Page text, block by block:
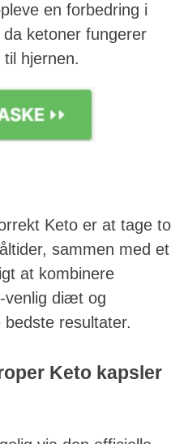
en forbedring i
ketoner fungerer
hjernen.
Keto er at tage to
sammen med et
at kombinere
venlig diæt og
resultater.
Keto kapsler